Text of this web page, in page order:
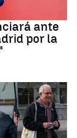
ante
por la